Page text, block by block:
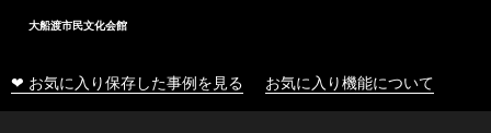
大船渡市民文化会館
❤ お気に入り保存した事例を見る お気に入り機能について